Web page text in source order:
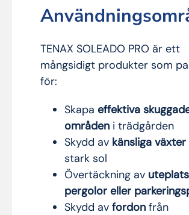
TENAX SOLEADO PRO är ett
mångsidigt produkter som
för:
Skapa effektiva
områden i trädgården
Skydd av känsliga växter
stark sol
Övertäckning av
pergolor eller
Skydd avfordon från